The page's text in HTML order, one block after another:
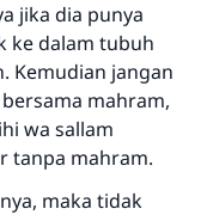
jika dia punya
ke dalam tubuh
Kemudian jangan
mahram,
wa sallam
tanpa mahram.
maka tidak